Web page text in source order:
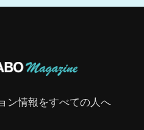
ン情報をすべての人へ